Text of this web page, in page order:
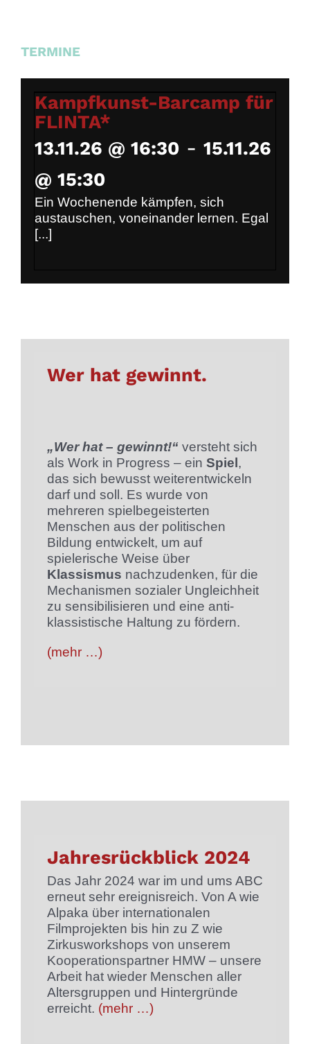
TERMINE
Kampfkunst-Barcamp für
FLINTA*
13.11.26 @ 16:30 - 15.11.26
@ 15:30
Ein Wochenende kämpfen, sich
austauschen, voneinander lernen. Egal
[...]
Wer hat gewinnt.
„Wer hat – gewinnt!“ versteht sich
als Work in Progress – ein Spiel ,
das sich bewusst weiterentwickeln
darf und soll. Es wurde von
mehreren spielbegeisterten
Menschen aus der politischen
Bildung entwickelt, um auf
spielerische Weise über
Klassismus nachzudenken, für die
Mechanismen sozialer Ungleichheit
zu sensibilisieren und eine anti-
klassistische Haltung zu fördern.
(mehr …)
Jahresrückblick 2024
Das Jahr 2024 war im und ums ABC
erneut sehr ereignisreich. Von A wie
Alpaka über internationalen
Filmprojekten bis hin zu Z wie
Zirkusworkshops von unserem
Kooperationspartner HMW – unsere
Arbeit hat wieder Menschen aller
Altersgruppen und Hintergründe
erreicht. (mehr …)